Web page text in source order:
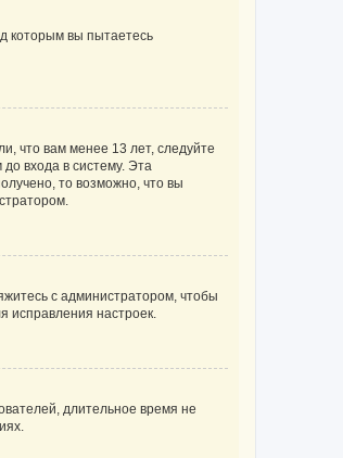
которым вы пытаетесь
что вам менее 13 лет, следуйте
входа в систему. Эта
то возможно, что вы
с администратором, чтобы
исправления настроек.
длительное время не